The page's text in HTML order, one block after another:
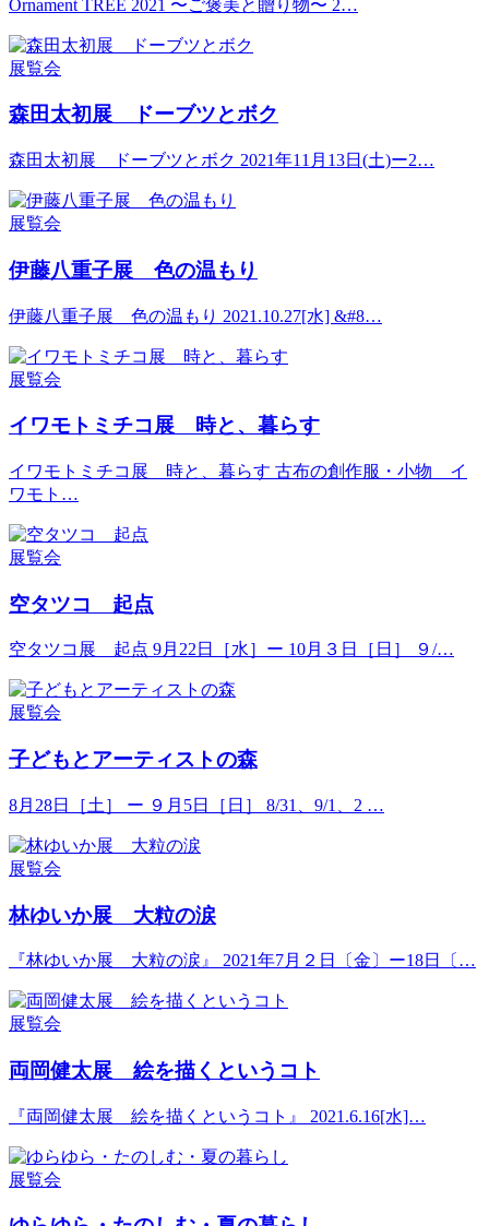
Ornament TREE 2021 〜ご褒美と贈り物〜 2…
展覧会
森田太初展 ドーブツとボク
森田太初展 ドーブツとボク 2021年11月13日(土)ー2…
展覧会
伊藤八重子展 色の温もり
伊藤八重子展 色の温もり 2021.10.27[水] &#8…
展覧会
イワモトミチコ展 時と、暮らす
イワモトミチコ展 時と、暮らす 古布の創作服・小物 イ
ワモト…
展覧会
空タツコ 起点
空タツコ展 起点 9月22日［水］ー 10月３日［日］ ９/…
展覧会
子どもとアーティストの森
8月28日［土］ ー ９月5日［日］ 8/31、9/1、2 …
展覧会
林ゆいか展 大粒の涙
『林ゆいか展 大粒の涙』 2021年7月２日〔金〕ー18日〔…
展覧会
両岡健太展 絵を描くというコト
『両岡健太展 絵を描くというコト』 2021.6.16[水]…
展覧会